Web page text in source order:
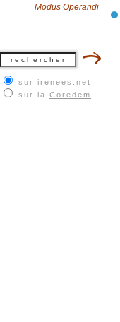
Modus Operandi
sur irenees.net
sur la Coredem